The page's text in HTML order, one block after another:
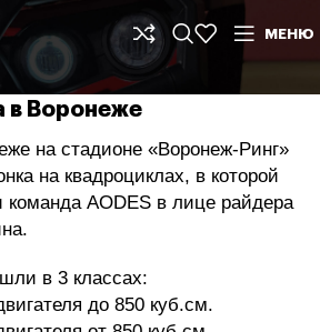
МЕНЮ
в Воронеже
на стадионе «Воронеж-Ринг»
на квадроциклах, в которой
команда AODES в лице райдера
в 3 классах:
до 850 куб.см.